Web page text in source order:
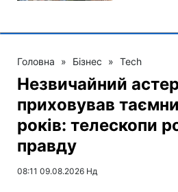
Головна » Бізнес » Tech
Незвичайний
приховував
років: телескопи
правду
08:11 09.08.2026 Нд